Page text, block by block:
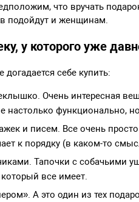
что вручать
подойдут и женщинам.
у которого уже
себе купить:
Очень интересная
настолько функционально,
и писем. Все очень
к порядку (в каком-то
Тапочки с собачьими
все имеет.
А это один из тех